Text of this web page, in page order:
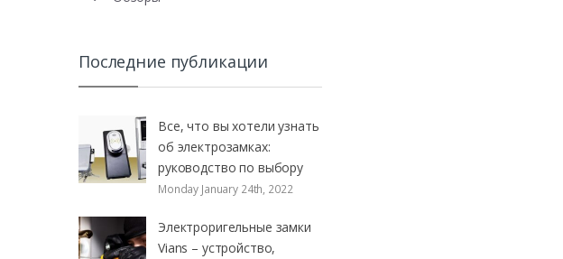
Последние публикации
Все, что вы хотели узнать
об электрозамках:
руководство по выбору
Monday January 24th, 2022
Электроригельные замки
Vians – устройство,